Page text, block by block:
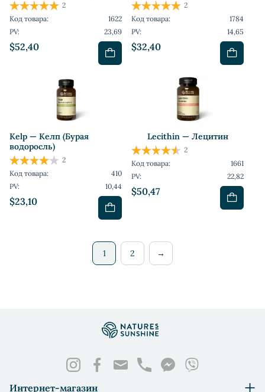
$52,40
2
Код товара:
1622
PV:
23,69
$32,40
2
Код товара:
1784
PV:
14,65
Kelp — Келп (Бурая
водоросль)
$23,10
2
Код товара:
410
PV:
10,44
Lecithin — Лецитин
$50,47
2
Код товара:
1661
PV:
22,82
1 2 →
Интернет-магазин